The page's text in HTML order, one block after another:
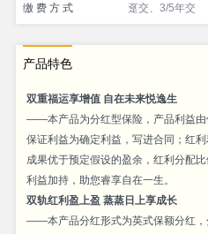
缴 费 方 式 趸交、3/5年交
产品特色
双重福运享增值 自在未来悦逸生
——本产品为分红型保险，产品利益由
保证利益为确定利益，写进合同；红
成果优于预定假设的盈余，红利分配
利益加持，助您睿享自在一生。
双轨红利盈上盈 蒸蒸日上享成长
——本产品分红形式为英式保额分红，